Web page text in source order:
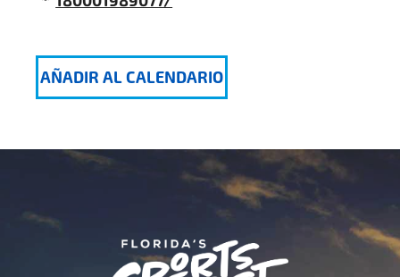
AÑADIR AL CALENDARIO